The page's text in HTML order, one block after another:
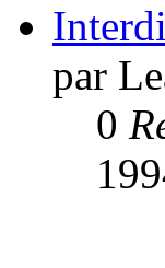
par
0